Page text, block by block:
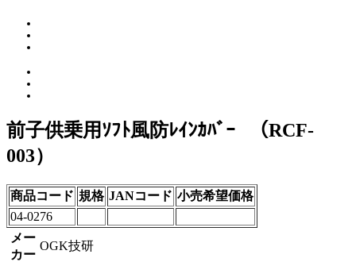
前子供乗用ｿﾌﾄ風防ﾚｲﾝｶﾊﾞｰ （RCF-
003）
商品コード 規格 JANコード 小売希望価格
04-0276
メー
カー
OGK技研